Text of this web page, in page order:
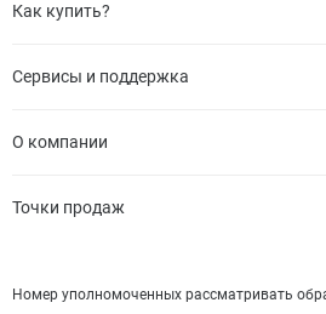
Как купить?
Сервисы и поддержка
О компании
Точки продаж
Номер уполномоченных рассматривать